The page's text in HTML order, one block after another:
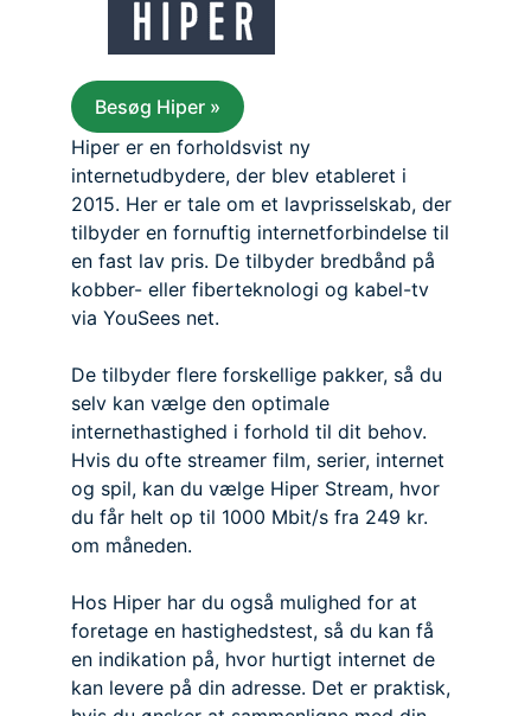
Besøg Hiper »
Hiper er en forholdsvist ny
internetudbydere, der blev etableret i
2015. Her er tale om et lavprisselskab, der
tilbyder en fornuftig internetforbindelse til
en fast lav pris. De tilbyder bredbånd på
kobber- eller fiberteknologi og kabel-tv
via YouSees net.
De tilbyder flere forskellige pakker, så du
selv kan vælge den optimale
internethastighed i forhold til dit behov.
Hvis du ofte streamer film, serier, internet
og spil, kan du vælge Hiper Stream, hvor
du får helt op til 1000 Mbit/s fra 249 kr.
om måneden.
Hos Hiper har du også mulighed for at
foretage en hastighedstest, så du kan få
en indikation på, hvor hurtigt internet de
kan levere på din adresse. Det er praktisk,